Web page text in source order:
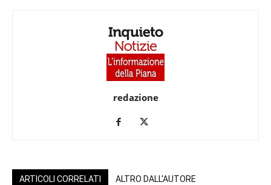
redazione
ARTICOLI CORRELATI ALTRO DALL'AUTORE